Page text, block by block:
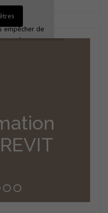
empêcher de
très
REVIT